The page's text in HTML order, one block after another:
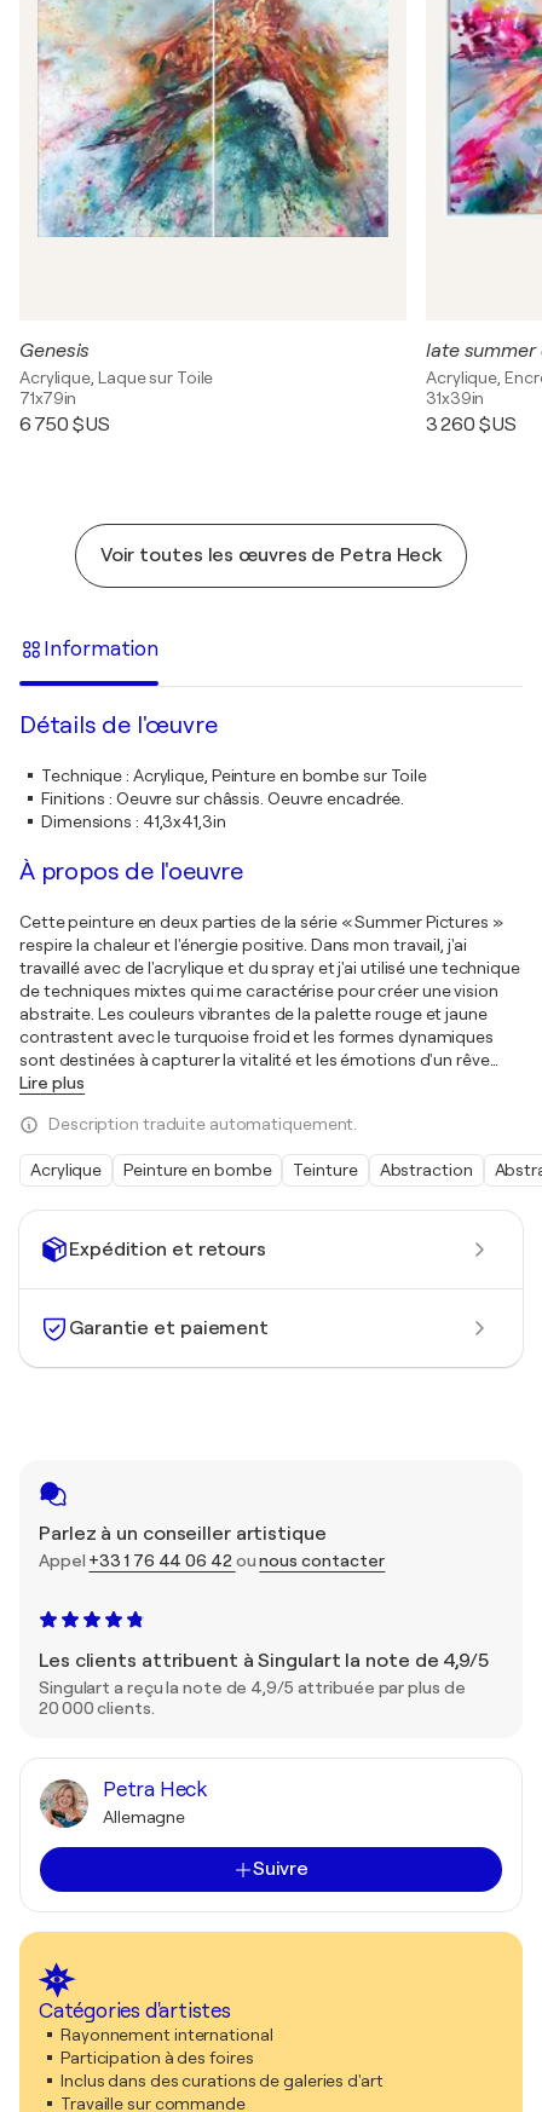
Expédition et retours
Garantie et paiement
Parlez à un conseiller artistique
Appel +33 1 76 44 06 42 ounous contacter
Les clients attribuent à Singulart la note de 4,9/5
Singulart a reçu la note de 4,9/5 attribuée par plus de
20 000 clients.
Petra Heck
Allemagne
Suivre
Catégories d'artistes
Rayonnement international
Participation à des foires
Inclus dans des curations de galeries d'art
Travaille sur commande
Genesis
Acrylique, Laque sur Toile
71x79in
6 750 $US
late summer
Acrylique,
31x39in
3 260 $US
Voir toutes les œuvres de Petra Heck
Information
Détails de l'œuvre
Technique: Acrylique, Peinture en bombe sur Toile
Finitions : Oeuvre sur châssis. Oeuvre encadrée.
Dimensions : 41,3x41,3in
À propos de l'oeuvre
Cette peinture en deux parties de la série « Summer Pictures »
respire la chaleur et l'énergie positive. Dans mon travail, j'ai
travaillé avec de l'acrylique et du spray et j'ai utilisé une technique
de techniques mixtes qui me caractérise pour créer une vision
abstraite. Les couleurs vibrantes de la palette rouge et jaune
contrastent avec le turquoise froid et les formes dynamiques
sont destinées à capturer la vitalité et les émotions d'un rêve…
Lire plus
Description traduite automatiquement.
Acrylique Peinture en bombe Teinture Abstraction